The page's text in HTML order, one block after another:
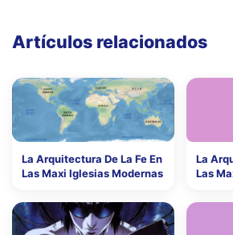
Artículos relacionados
La Arquitectura De La Fe En
Las Maxi Iglesias Modernas
La
Las